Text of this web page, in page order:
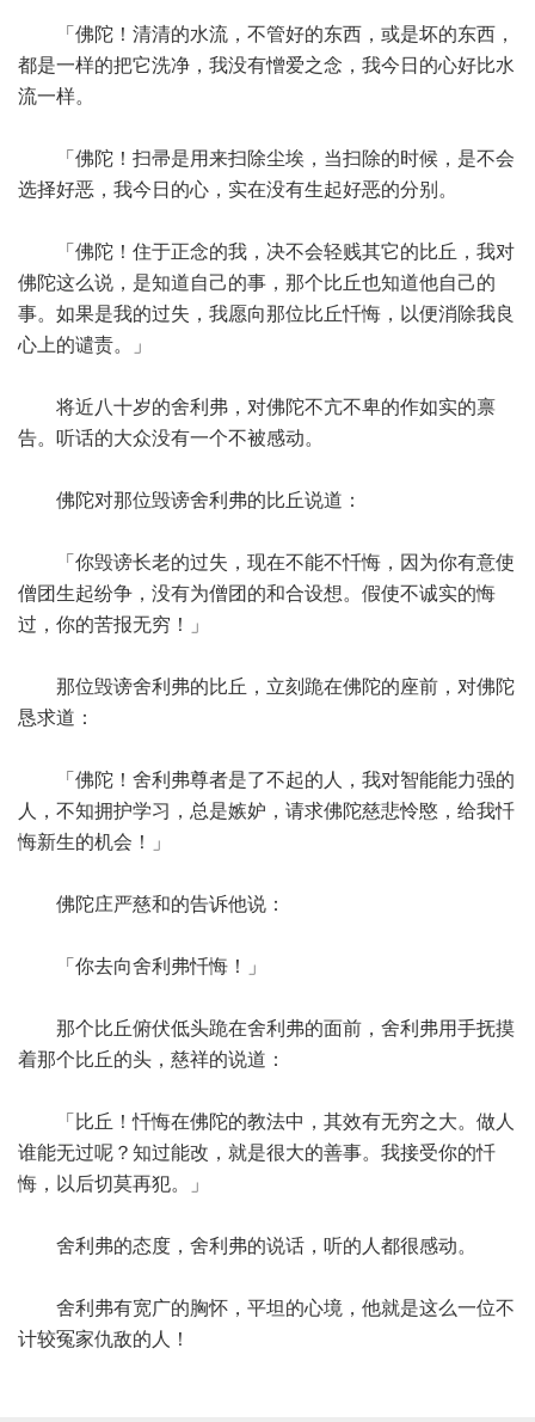
「佛陀！清清的水流，不管好的东西，或是坏的东西，
都是一样的把它洗净，我没有憎爱之念，我今日的心好比水
流一样。
「佛陀！扫帚是用来扫除尘埃，当扫除的时候，是不会
选择好恶，我今日的心，实在没有生起好恶的分别。
「佛陀！住于正念的我，决不会轻贱其它的比丘，我对
佛陀这么说，是知道自己的事，那个比丘也知道他自己的
事。如果是我的过失，我愿向那位比丘忏悔，以便消除我良
心上的谴责。」
将近八十岁的舍利弗，对佛陀不亢不卑的作如实的禀
告。听话的大众没有一个不被感动。
佛陀对那位毁谤舍利弗的比丘说道：
「你毁谤长老的过失，现在不能不忏悔，因为你有意使
僧团生起纷争，没有为僧团的和合设想。假使不诚实的悔
过，你的苦报无穷！」
那位毁谤舍利弗的比丘，立刻跪在佛陀的座前，对佛陀
恳求道：
「佛陀！舍利弗尊者是了不起的人，我对智能能力强的
人，不知拥护学习，总是嫉妒，请求佛陀慈悲怜愍，给我忏
悔新生的机会！」
佛陀庄严慈和的告诉他说：
「你去向舍利弗忏悔！」
那个比丘俯伏低头跪在舍利弗的面前，舍利弗用手抚摸
着那个比丘的头，慈祥的说道：
「比丘！忏悔在佛陀的教法中，其效有无穷之大。做人
谁能无过呢？知过能改，就是很大的善事。我接受你的忏
悔，以后切莫再犯。」
舍利弗的态度，舍利弗的说话，听的人都很感动。
舍利弗有宽广的胸怀，平坦的心境，他就是这么一位不
计较冤家仇敌的人！